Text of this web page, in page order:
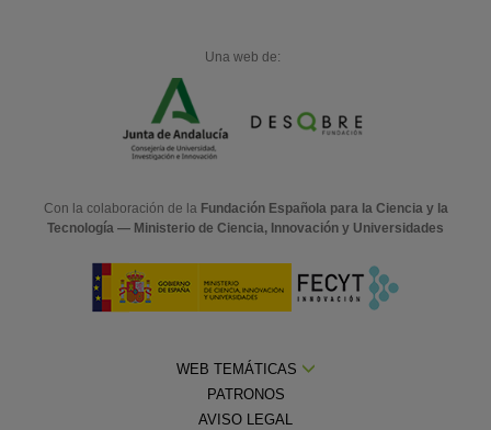
Una web de:
Con la colaboración de la Fundación Española para la Ciencia y la
Tecnología — Ministerio de Ciencia, Innovación y Universidades
WEB TEMÁTICAS
PATRONOS
AVISO LEGAL